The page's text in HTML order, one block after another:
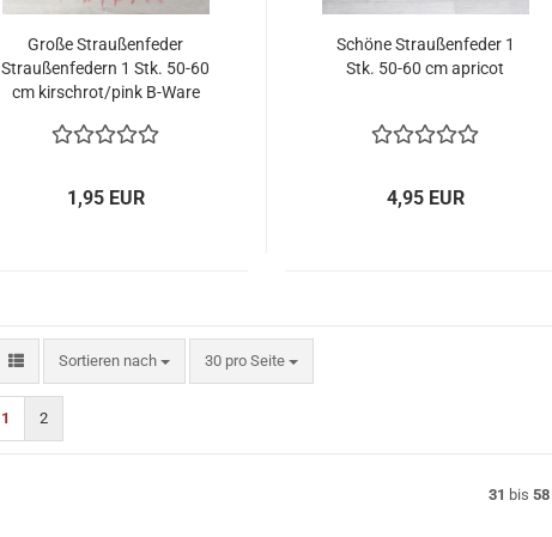
Große Straußenfeder
Straußenfedern 1 Stk. 50-60
cm kirschrot/pink B-Ware
1,95 EUR
Schöne Straußenfeder 1
Stk. 50-60 cm apricot
4,95 EUR
Sortieren nach
Sortieren nach 30 pro Seite
pro Seite
1 2
31 bis58